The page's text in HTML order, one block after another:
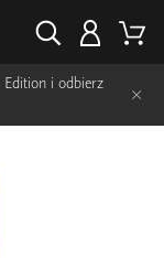
Edition i odbierz
×